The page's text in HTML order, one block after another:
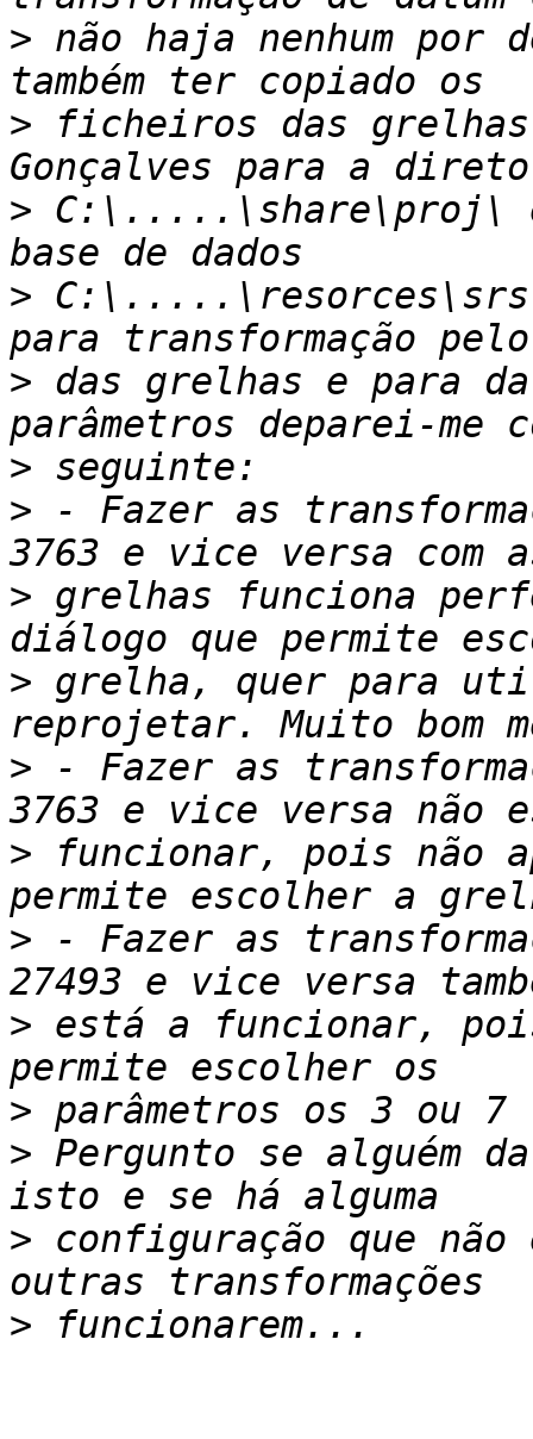
> não haja nenhum
> ficheiros das
> C:\.....\share\proj\ e
>
> das grelhas e para
>
> - Fazer as
> grelhas funciona
> grelha, quer para
> - Fazer as
> funcionar, pois não
> - Fazer as
> está a funcionar,
>
> Pergunto se alguém
> configuração que
>